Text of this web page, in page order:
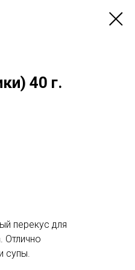
40 г.
перекус для
Отлично
супы.